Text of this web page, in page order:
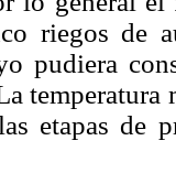
riegos de
pudiera
temperatura
etapas de